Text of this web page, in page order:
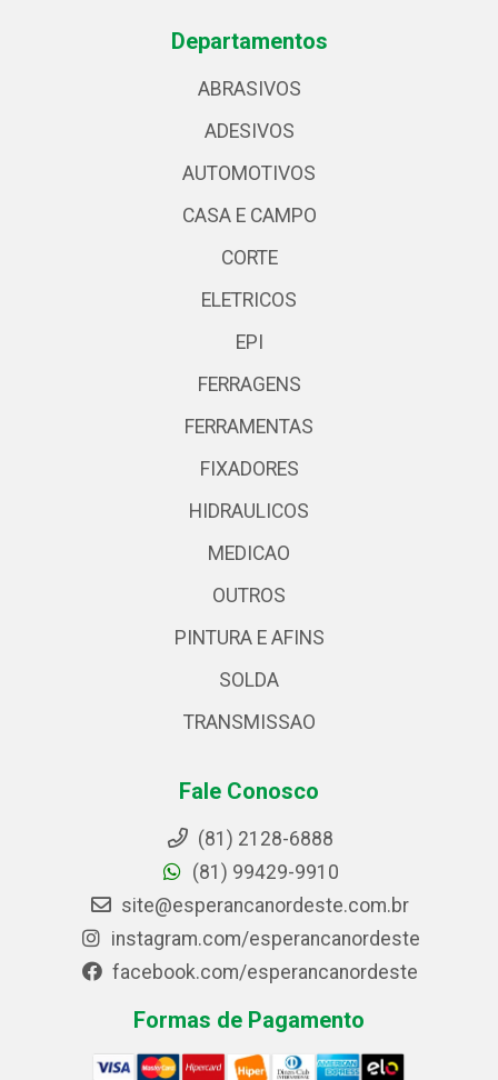
Departamentos
ABRASIVOS
ADESIVOS
AUTOMOTIVOS
CASA E CAMPO
CORTE
ELETRICOS
EPI
FERRAGENS
FERRAMENTAS
FIXADORES
HIDRAULICOS
MEDICAO
OUTROS
PINTURA E AFINS
SOLDA
TRANSMISSAO
Fale Conosco
(81) 2128-6888
(81) 99429-9910
site@esperancanordeste.com.br
instagram.com/esperancanordeste
facebook.com/esperancanordeste
Formas de Pagamento